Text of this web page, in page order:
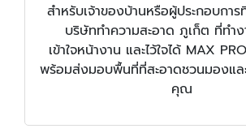
สำหรับเจ้าของบ้านหรือผู้ประกอบกา
บริษัททำความสะอาด ภูเก็ต ที่ทำง
เข้าใจหน้างาน และไว้ใจได้ MAX
พร้อมส่งมอบพื้นที่ที่สะอาดชวนมองแล
คุณ